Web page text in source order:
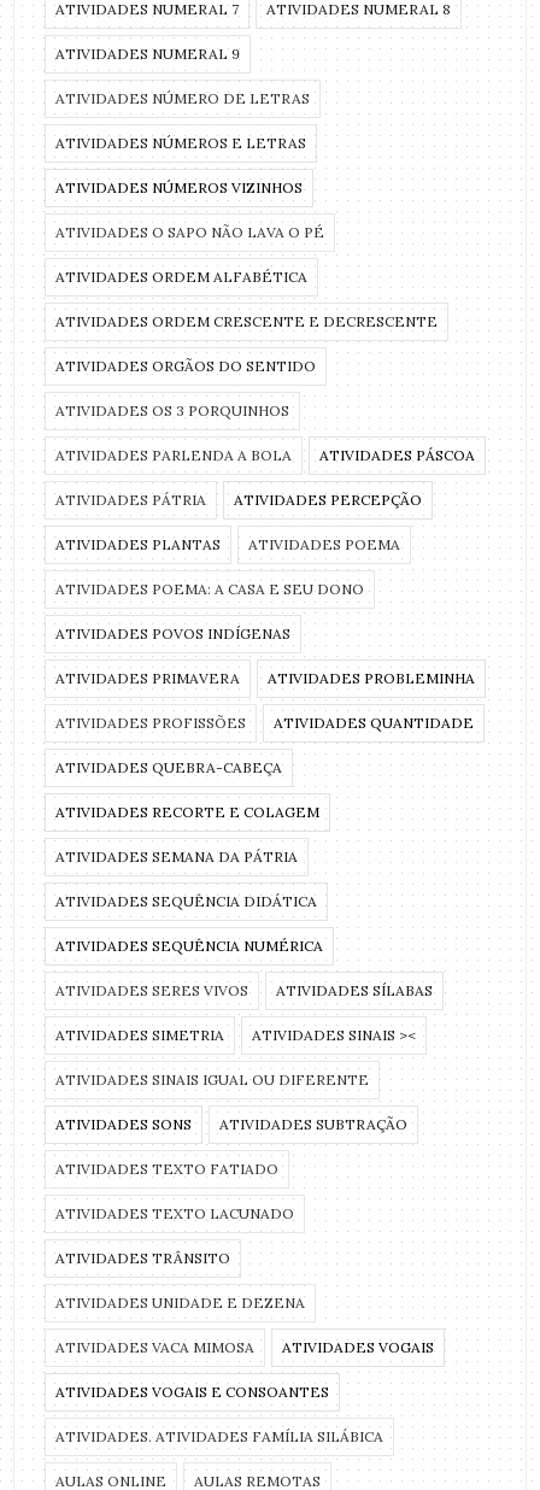
ATIVIDADES NUMERAL 7 ATIVIDADES NUMERAL 8
ATIVIDADES NUMERAL 9
ATIVIDADES NÚMERO DE LETRAS
ATIVIDADES NÚMEROS E LETRAS
ATIVIDADES NÚMEROS VIZINHOS
ATIVIDADES O SAPO NÃO LAVA O PÉ
ATIVIDADES ORDEM ALFABÉTICA
ATIVIDADES ORDEM CRESCENTE E DECRESCENTE
ATIVIDADES ORGÃOS DO SENTIDO
ATIVIDADES OS 3 PORQUINHOS
ATIVIDADES PARLENDA A BOLA ATIVIDADES PÁSCOA
ATIVIDADES PÁTRIA ATIVIDADES PERCEPÇÃO
ATIVIDADES PLANTAS ATIVIDADES POEMA
ATIVIDADES POEMA: A CASA E SEU DONO
ATIVIDADES POVOS INDÍGENAS
ATIVIDADES PRIMAVERA ATIVIDADES PROBLEMINHA
ATIVIDADES PROFISSÕES ATIVIDADES QUANTIDADE
ATIVIDADES QUEBRA-CABEÇA
ATIVIDADES RECORTE E COLAGEM
ATIVIDADES SEMANA DA PÁTRIA
ATIVIDADES SEQUÊNCIA DIDÁTICA
ATIVIDADES SEQUÊNCIA NUMÉRICA
ATIVIDADES SERES VIVOS ATIVIDADES SÍLABAS
ATIVIDADES SIMETRIA ATIVIDADES SINAIS ><
ATIVIDADES SINAIS IGUAL OU DIFERENTE
ATIVIDADES SONS ATIVIDADES SUBTRAÇÃO
ATIVIDADES TEXTO FATIADO
ATIVIDADES TEXTO LACUNADO
ATIVIDADES TRÂNSITO
ATIVIDADES UNIDADE E DEZENA
ATIVIDADES VACA MIMOSA ATIVIDADES VOGAIS
ATIVIDADES VOGAIS E CONSOANTES
ATIVIDADES. ATIVIDADES FAMÍLIA SILÁBICA
AULAS ONLINE AULAS REMOTAS